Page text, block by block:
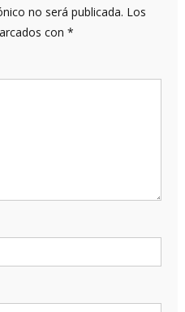
no será publicada. Los
con *